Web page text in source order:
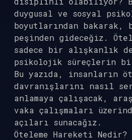
duygusal ve sosyal
boyutlarından bakarak,
peşinden gideceğiz.
sadece bir alışkanlık
psikolojik süreçlerin bir
Bu yazıda, insanların
davranışlarını nasıl
anlamaya çalışacak,
vaka çalışmaları
açıları sunacağız.
Öteleme Hareketi Nedir?